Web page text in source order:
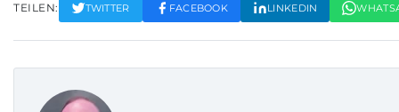
TEILEN: TWITTER FACEBOOK LINKEDIN